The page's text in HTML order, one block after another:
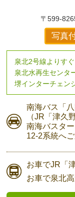
〒599-
写真
泉北2号線よりすぐ
泉北水再生センタ
堺インターチェン
南海バス 「
（JR「津久
南海バスタ
12-2系統へ
お車でJR「
お車で泉北